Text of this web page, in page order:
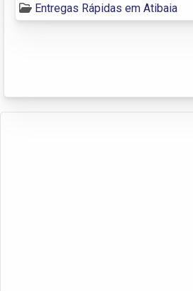
Entregas Rápidas em Atibaia